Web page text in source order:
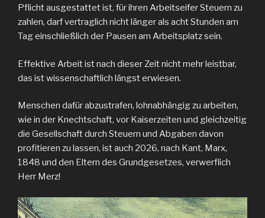
Pflicht ausgestattet ist, für ihren Arbeitseifer Steuern zu
zahlen, darf vertraglich nicht länger als acht Stunden am
Tag einschließlich der Pausen am Arbeitsplatz sein.
Effektive Arbeit ist nach dieser Zeit nicht mehr leistbar,
das ist wissenschaftlich längst erwiesen.
Menschen dafür abzustrafen, lohnabhängig zu arbeiten,
wie in der Knechtschaft, vor Kaiserzeiten und gleichzeitig
die Gesellschaft durch Steuern und Abgaben davon
profitieren zu lassen, ist auch 2026, nach Kant, Marx,
1848 und den Eltern des Grundgesetzes, verwerflich
Herr Merz!